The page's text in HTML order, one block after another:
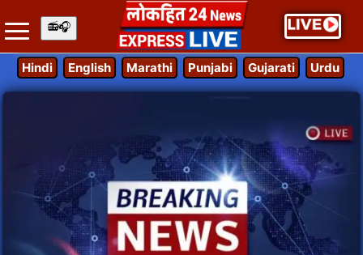
Hindi English Marathi Punjabi Gujarati Urdu